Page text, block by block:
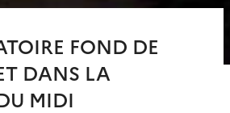
FOND DE
DANS LA
MIDI